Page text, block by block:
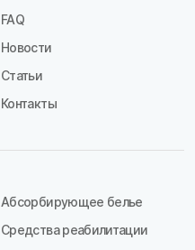
FAQ
Новости
Статьи
Контакты
Абсорбирующее белье
Средства реабилитации